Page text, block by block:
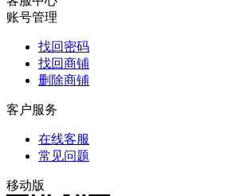
账号管理
找回密码
找回商铺
删除商铺
客户服务
在线客服
常见问题
移动版